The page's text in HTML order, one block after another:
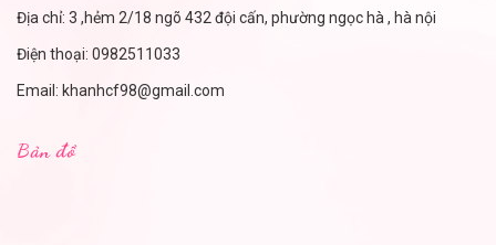
Địa chỉ: 3 ,hẻm 2/18 ngõ 432 đội cấn, phường ngọc hà , hà nội
Điện thoại: 0982511033
Email: khanhcf98@gmail.com
Bản đồ